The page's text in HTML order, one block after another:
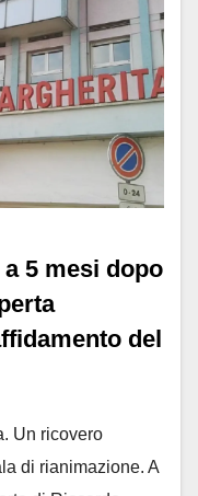
5 mesi dopo
del
Un ricovero
di rianimazione. A